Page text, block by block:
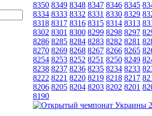
8350 8349 8348 8347 8346 8345
8334 8333 8332 8331 8330 8329
8318 8317 8316 8315 8314 8313
8302 8301 8300 8299 8298 8297
8286 8285 8284 8283 8282 8281
8270 8269 8268 8267 8266 8265
8254 8253 8252 8251 8250 8249
8238 8237 8236 8235 8234 8233
8222 8221 8220 8219 8218 8217
8206 8205 8204 8203 8202 8201
8190